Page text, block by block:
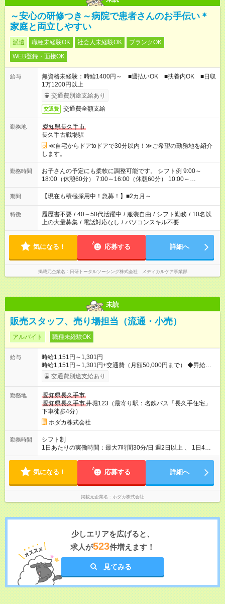
～安心の研修つき～病院で患者さんのお手伝い＊
家庭と両立しやすい
派遣 職種未経験OK 社会人未経験OK
ブランクOK
WEB登録・面接OK
給与
無資格未経験：時給1400円～ ■週払いOK ■扶養内OK ■日収
1万1200円以上
交通費別途支給あり
交通費 交通費全額支給
勤務地
愛知県長久手市
長久手古戦場駅
≪自宅からドアtoドアで30分以内！≫ご希望の勤務地を紹介
します。
勤務時間
お子さんの予定にも柔軟に調整可能です。 シフト例 9:00～
18:00（休憩60分） 7:00～16:00（休憩60分） 10:00～
19:00（休憩60分） ※Wワーク希望の方へ 今ご覧のお仕事で希
望する勤務時間と、もう1つのお仕事の勤務時間の合計が 週40
期間 【現在も積極採用中！急募！】■2カ月～
特徴 履歴書不要 / 40～50代活躍中 / 服装自由 / シフト勤務 / 10名以
上の大量募集 / 電話対応なし / パソコンスキル不要
気になる！ 応募する 詳細へ
掲載元企業名 日研トータルソーシング株式会社 メディカルケア事業部
未読
販売スタッフ、売り場担当（流通・小売）
アルバイト 職種未経験OK
給与
時給1,151円～1,301円
時給1,151円～1,301円+交通費（月額50,000円まで） ◆昇給あり
＜曜日・時間帯により時給が異なります。＞ ■平日・土曜日■
07:00～09:00 時給1,251円以上 16:00～20:00 時給1,251円以
16:00 時給1,201円以上 16:00～20:00 時給1,301円以上 【試
用期間】試用期間あり 試用期間の長さ：3ヶ月 雇用形態、給与
は本採用時と同じです。
交通費別途支給あり
勤務地
愛知県長久手市
愛知県長久手市井堀123（最寄り駅：名鉄バス「長久手住宅」
下車徒歩4分）
ホダカ株式会社
勤務時間
シフト制
1日あたりの実働時間：最大7時間30分/日 週2日以上 、 1日4時
間以上 朝～昼 夕～夜 例】 07:00～11:30 16:00～20:15 開店か
07:00～20:00 日曜日・祝日 09:00～19:00 ※週2日～ＯＫ！平
気になる！ 応募する 詳細へ
掲載元企業名 ホダカ株式会社
少しエリアを広げると、
求人が523件増えます！
見てみる